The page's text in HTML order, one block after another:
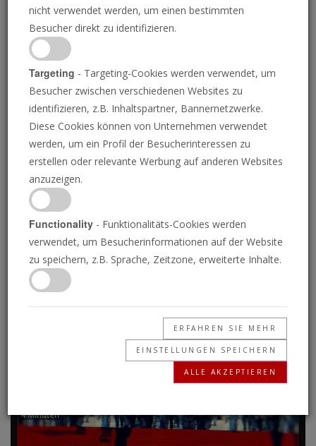
seconds
seconds
Nachrichtenüberblick
01.11.2024
04.11.2024 • 3 Minuten
Die Posaune liefert die Nachrichten von
morgen, heute! Verstehen Sie Ihre Welt.
Frühere Programme
4 Minuten
nicht verwendet werden, um einen bestimmten
Besucher direkt zu identifizieren.
Targeting - Targeting-Cookies werden verwendet, um
Besucher zwischen verschiedenen Websites zu
identifizieren, z.B. Inhaltspartner, Bannernetzwerke.
Diese Cookies können von Unternehmen verwendet
werden, um ein Profil der Besucherinteressen zu
erstellen oder relevante Werbung auf anderen Websites
anzuzeigen.
Functionality - Funktionalitäts-Cookies werden
verwendet, um Besucherinformationen auf der Website
zu speichern, z.B. Sprache, Zeitzone, erweiterte Inhalte.
ERFAHREN SIE MEHR
EINSTELLUNGEN SPEICHERN
ALLE AKZEPTIEREN